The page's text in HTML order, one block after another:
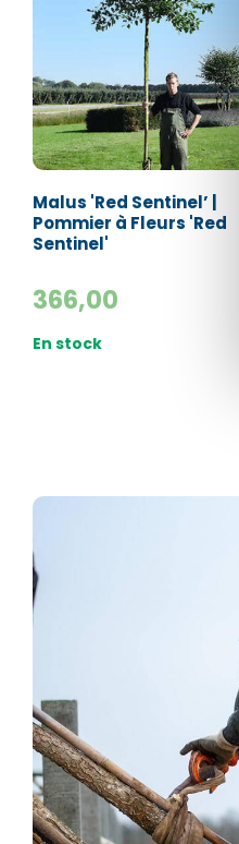
Malus 'Red Sentinel’ |
Pommier à Fleurs 'Red
Sentinel'
366,00
En stock